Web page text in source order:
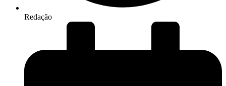
Redação